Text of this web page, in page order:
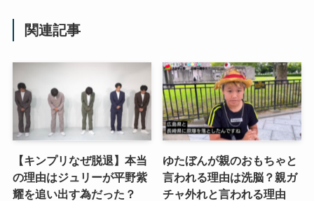
関連記事
【キンプリなぜ脱退】本当
の理由はジュリーが平野紫
耀を追い出す為だった？
ゆたぼんが親のおもちゃと
言われる理由は洗脳？親ガ
チャ外れと言われる理由